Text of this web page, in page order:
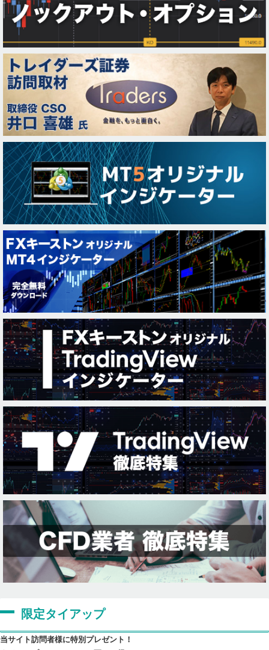
限定タイアップ
当サイト訪問者様に特別プレゼント！